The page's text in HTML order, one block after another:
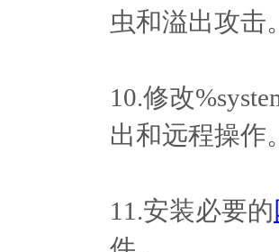
虫和溢出攻击
10.修改
出和远程操作
11.安装必要的